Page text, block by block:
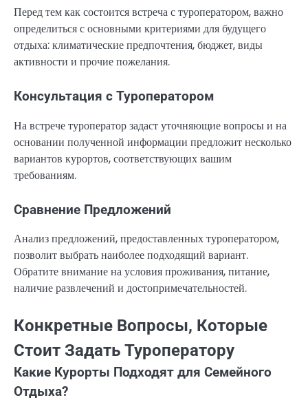
Перед тем как состоится встреча с туроператором, важно
определиться с основными критериями для будущего
отдыха: климатические предпочтения, бюджет, виды
активности и прочие пожелания.
Консультация с Туроператором
На встрече туроператор задаст уточняющие вопросы и на
основании полученной информации предложит несколько
вариантов курортов, соответствующих вашим
требованиям.
Сравнение Предложений
Анализ предложений, предоставленных туроператором,
позволит выбрать наиболее подходящий вариант.
Обратите внимание на условия проживания, питание,
наличие развлечений и достопримечательностей.
Конкретные Вопросы, Которые
Стоит Задать Туроператору
Какие Курорты Подходят для Семейного
Отдыха?